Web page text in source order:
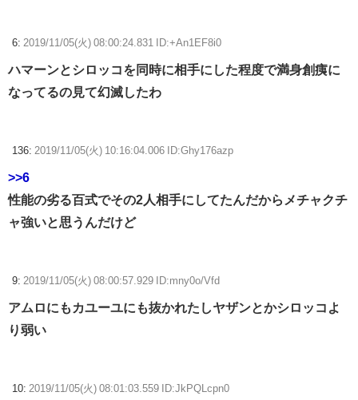
6: 2019/11/05(火) 08:00:24.831 ID:+An1EF8i0
ハマーンとシロッコを同時に相手にした程度で満身創痍に
なってるの見て幻滅したわ
136: 2019/11/05(火) 10:16:04.006 ID:Ghy176azp
>>6
性能の劣る百式でその2人相手にしてたんだからメチャクチ
ャ強いと思うんだけど
9: 2019/11/05(火) 08:00:57.929 ID:mny0o/Vfd
アムロにもカユーユにも抜かれたしヤザンとかシロッコよ
り弱い
10: 2019/11/05(火) 08:01:03.559 ID:JkPQLcpn0